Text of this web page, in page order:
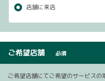
店舗に来店
ご希望店舗 必須
ご希望店舗にてご希望のサービス